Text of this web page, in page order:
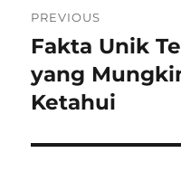
pos
PREVIOUS
Previous
post:
Fakta Unik
yang
Ketahui